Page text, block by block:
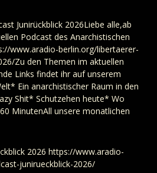
Junirückblick 2026Liebe alle,ab
Podcast des Anarchistischen
www.aradio-berlin.org/libertaerer-
Zu den Themen im aktuellen
Links findet ihr auf unserem
Ein anarchistischer Raum in den
Shit* Schutzehen heute* Wo
MinutenAll unsere monatlichen
2026 https://www.aradio-
junirueckblick-2026/